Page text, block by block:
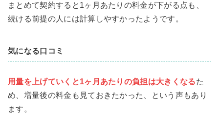
まとめて契約すると1ヶ月あたりの料金が下がる点も、
続ける前提の人には計算しやすかったようです。
気になる口コミ
用量を上げていくと1ヶ月あたりの負担は大きくなるた
め、増量後の料金も見ておきたかった、という声もあり
ます。